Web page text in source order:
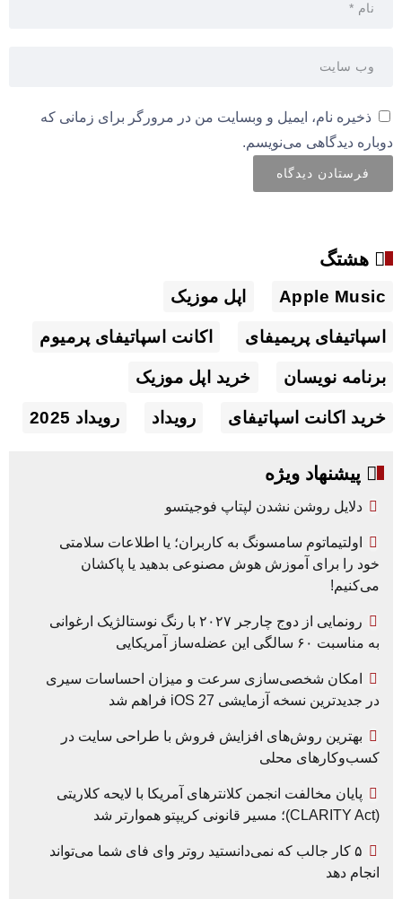
ذخیره نام، ایمیل و وبسایت من در مرورگر برای زمانی که
دوباره دیدگاهی می‌نویسم.
هشتگ
Apple Music اپل موزیک
اسپاتیفای پریمیفای اکانت اسپاتیفای پرمیوم
برنامه نویسان خرید اپل موزیک
خرید اکانت اسپاتیفای رویداد رویداد 2025
پیشنهاد ویژه
دلایل روشن نشدن لپتاپ فوجیتسو
اولتیماتوم سامسونگ به کاربران؛ یا اطلاعات سلامتی
خود را برای آموزش هوش مصنوعی بدهید یا پاکشان
می‌کنیم!
رونمایی از دوج چارجر ۲۰۲۷ با رنگ نوستالژیک ارغوانی
به مناسبت ۶۰ سالگی این عضله‌ساز آمریکایی
امکان شخصی‌سازی سرعت و میزان احساسات سیری
در جدیدترین نسخه آزمایشی iOS 27 فراهم شد
بهترین روش‌های افزایش فروش با طراحی سایت در
کسب‌وکارهای محلی
پایان مخالفت انجمن کلانترهای آمریکا با لایحه کلاریتی
(CLARITY Act)؛ مسیر قانونی کریپتو هموارتر شد
۵ کار جالب که نمی‌دانستید روتر وای فای شما می‌تواند
انجام دهد